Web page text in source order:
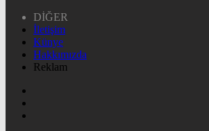
DİĞER
İletişim
Künye
Hakkımızda
Reklam